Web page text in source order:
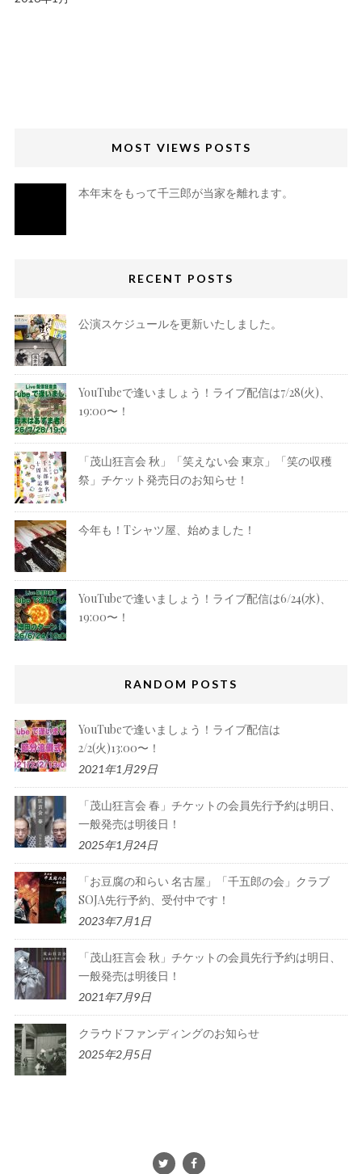
MOST VIEWS POSTS
本年末をもって千三郎が当家を離れます。
RECENT POSTS
公演スケジュールを更新いたしました。
YouTubeで逢いましょう！ライブ配信は7/28(火)、
19:00〜！
「茂山狂言会 秋」「笑えない会 東京」「笑の収穫
祭」チケット発売日のお知らせ！
今年も！Tシャツ屋、始めました！
YouTubeで逢いましょう！ライブ配信は6/24(水)、
19:00〜！
RANDOM POSTS
YouTubeで逢いましょう！ライブ配信は
2/2(火)13:00〜！
2021年1月29日
「茂山狂言会 春」チケットの会員先行予約は明日、
一般発売は明後日！
2025年1月24日
「お豆腐の和らい 名古屋」「千五郎の会」クラブ
SOJA先行予約、受付中です！
2023年7月1日
「茂山狂言会 秋」チケットの会員先行予約は明日、
一般発売は明後日！
2021年7月9日
クラウドファンディングのお知らせ
2025年2月5日